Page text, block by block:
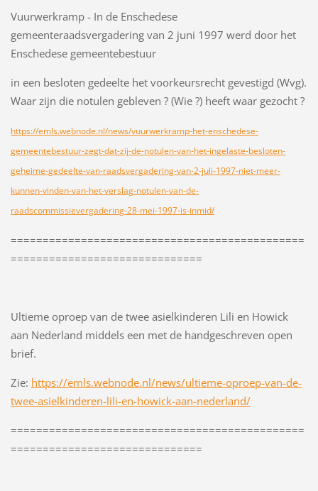
Vuurwerkramp - In de Enschedese
gemeenteraadsvergadering van 2 juni 1997 werd door het
Enschedese gemeentebestuur
in een besloten gedeelte het voorkeursrecht gevestigd (Wvg).
Waar zijn die notulen gebleven ? (Wie ?) heeft waar gezocht ?
https://emls.webnode.nl/news/vuurwerkramp-het-enschedese-
gemeentebestuur-zegt-dat-zij-de-notulen-van-het-ingelaste-besloten-
geheime-gedeelte-van-raadsvergadering-van-2-juli-1997-niet-meer-
kunnen-vinden-van-het-verslag-notulen-van-de-
raadscommissievergadering-28-mei-1997-is-inmid/
==============================================
==============================
Ultieme oproep van de twee asielkinderen Lili en Howick
aan Nederland middels een met de handgeschreven open
brief.
Zie: https://emls.webnode.nl/news/ultieme-oproep-van-de-
twee-asielkinderen-lili-en-howick-aan-nederland/
==============================================
==============================